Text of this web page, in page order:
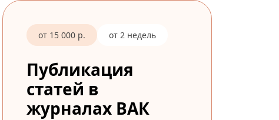
от 15 000 р. от 2 недель
Публикация
статей в
журналах ВАК